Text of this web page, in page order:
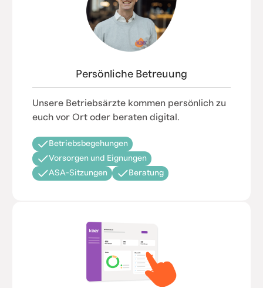
Persönliche Betreuung
Unsere Betriebsärzte kommen persönlich zu
euch vor Ort oder beraten digital.
Betriebsbegehungen
Vorsorgen und Eignungen
ASA-Sitzungen
Beratung